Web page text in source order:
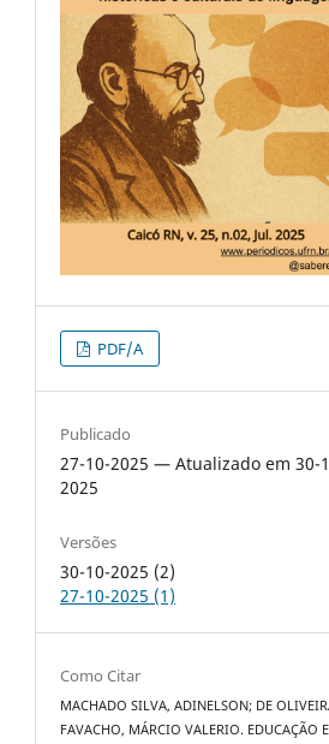
PDF/A
Publicado
27-10-2025 — Atualizado em 30-
2025
Versões
30-10-2025 (2)
27-10-2025 (1)
Como Citar
MACHADO SILVA, ADINELSON; DE
FAVACHO, MÁRCIO VALERIO. EDUCAÇÃO